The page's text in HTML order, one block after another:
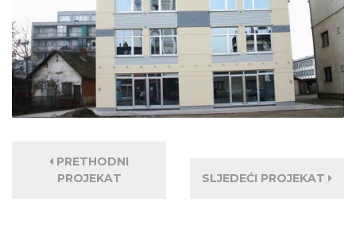
PRETHODNI
PROJEKAT
SLJEDEĆI PROJEKAT